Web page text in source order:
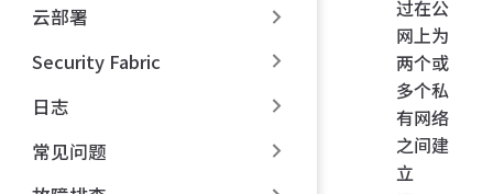
云部署
Security Fabric
日志
常见问题
过在公
网上为
两个或
多个私
有网络
之间建
立